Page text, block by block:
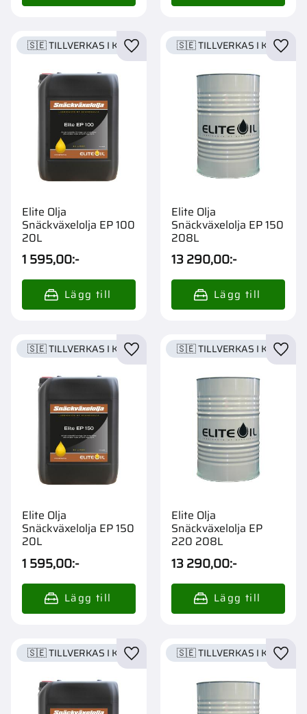
Elite Olja
Snäckväxelolja EP 100
20L
1 595,00:-
🇸🇪 TILLVERKAS I KARLSTADLägg till i favoriter
Elite Olja
Snäckväxelolja EP 150
208L
13 290,00:-
🇸🇪 TILLVERKAS I
Elite Olja
Snäckväxelolja EP 150
20L
1 595,00:-
🇸🇪 TILLVERKAS I KARLSTADLägg till i favoriter
Elite Olja
Snäckväxelolja EP
220 208L
13 290,00:-
🇸🇪 TILLVERKAS I
🇸🇪 TILLVERKAS I KARLSTADLägg till i favoriter
🇸🇪 TILLVERKAS I